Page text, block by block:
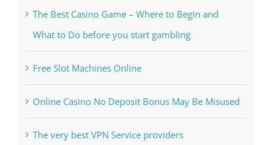
The Best Casino Game – Where to Begin and
What to Do before you start gambling
Free Slot Machines Online
Online Casino No Deposit Bonus May Be Misused
The very best VPN Service providers